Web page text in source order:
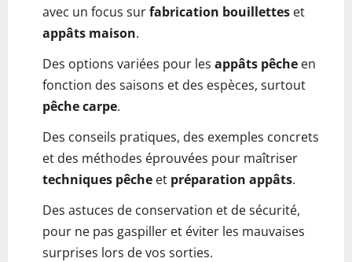
avec un focus surfabrication bouillettes et
appâts maison.
Des options variées pour les appâts pêche en
fonction des saisons et des espèces, surtout
pêche carpe.
Des conseils pratiques, des exemples concrets
et des méthodes éprouvées pour maîtriser
techniques pêche et préparation appâts.
Des astuces de conservation et de sécurité,
pour ne pas gaspiller et éviter les mauvaises
surprises lors de vos sorties.